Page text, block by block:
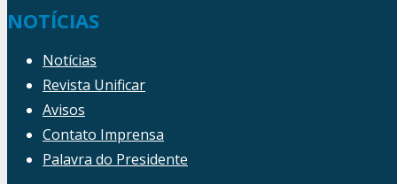
NOTÍCIAS
Notícias
Revista Unificar
Avisos
Contato Imprensa
Palavra do Presidente